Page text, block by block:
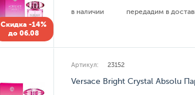
Скидка -14%
до 06.08
в наличии передадим в
Артикул: 23152
Versace Bright Crystal Absolu